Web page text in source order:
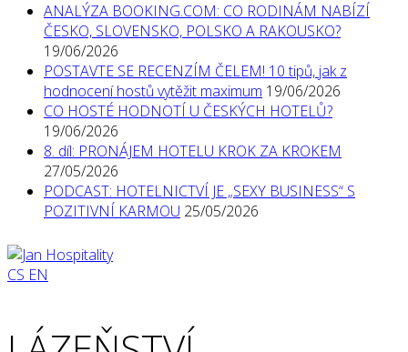
ANALÝZA BOOKING.COM: CO RODINÁM NABÍZÍ
ČESKO, SLOVENSKO, POLSKO A RAKOUSKO?
19/06/2026
POSTAVTE SE RECENZÍM ČELEM! 10 tipů, jak z
hodnocení hostů vytěžit maximum 19/06/2026
CO HOSTÉ HODNOTÍ U ČESKÝCH HOTELŮ?
19/06/2026
8. díl: PRONÁJEM HOTELU KROK ZA KROKEM
27/05/2026
PODCAST: HOTELNICTVÍ JE „SEXY BUSINESS“ S
POZITIVNÍ KARMOU 25/05/2026
CS EN